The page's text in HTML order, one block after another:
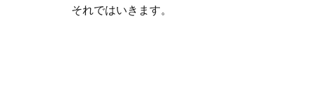
それではいきます。